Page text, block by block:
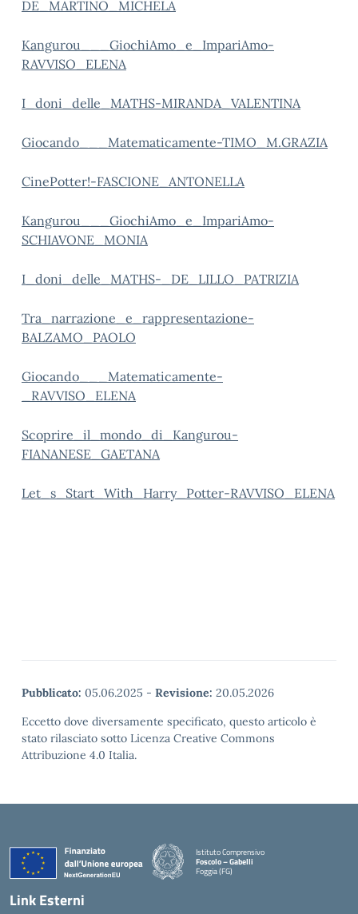
DE_MARTINO_MICHELA
Kangurou___GiochiAmo_e_ImpariAmo-
RAVVISO_ELENA
I_doni_delle_MATHS-MIRANDA_VALENTINA
Giocando___Matematicamente-TIMO_M.GRAZIA
CinePotter!-FASCIONE_ANTONELLA
Kangurou___GiochiAmo_e_ImpariAmo-
SCHIAVONE_MONIA
I_doni_delle_MATHS-_DE_LILLO_PATRIZIA
Tra_narrazione_e_rappresentazione-
BALZAMO_PAOLO
Giocando___Matematicamente-
_RAVVISO_ELENA
Scoprire_il_mondo_di_Kangurou-
FIANANESE_GAETANA
Let_s_Start_With_Harry_Potter-RAVVISO_ELENA
Pubblicato: 05.06.2025 - Revisione: 20.05.2026
Eccetto dove diversamente specificato, questo articolo è
stato rilasciato sotto Licenza Creative Commons
Attribuzione 4.0 Italia.
Istituto Comprensivo
Foscolo – Gabelli
Foggia (FG)
— Visita la pagina iniziale della scuola
Link Esterni